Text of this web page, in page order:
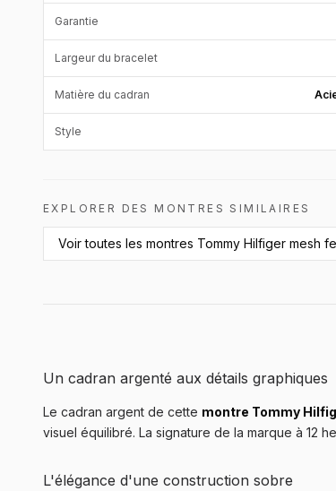
Garantie
Largeur du bracelet
Matière du cadran
Style
EXPLORER DES MONTRES SIMILAIRES
Voir toutes les montres Tommy Hilfiger mesh
Un cadran argenté aux détails graphiques
Le cadran argent de cette montre Tommy
visuel équilibré. La signature de la marque à 12
L'élégance d'une construction sobre